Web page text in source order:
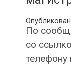
По
со
телефону